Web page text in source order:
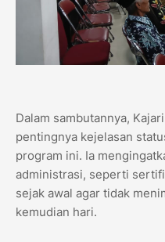
Dalam sambutannya,
pentingnya kejelasan
program ini. Ia
administrasi, seperti
sejak awal agar tidak
kemudian hari.